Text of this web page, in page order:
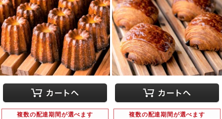
複数の配達期間が選べます 複数の配達期間が選べます